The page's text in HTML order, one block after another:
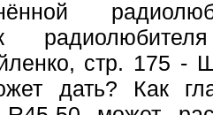
стр. 175
дать? Как